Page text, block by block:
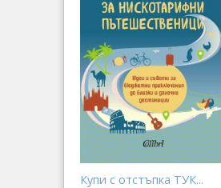
Купи с отстъпка ТУК...